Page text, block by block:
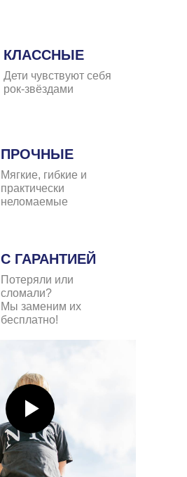
ПРОЧНЫЕ
КЛАССНЫЕ
С ГАРАНТИЕЙ
Мягкие, гибкие и
практически
неломаемые
Дети чувствуют себя
рок-звёздами
Потеряли или
сломали?
Мы заменим их
бесплатно!